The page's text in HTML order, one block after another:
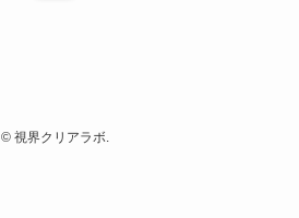
©視界クリアラボ.